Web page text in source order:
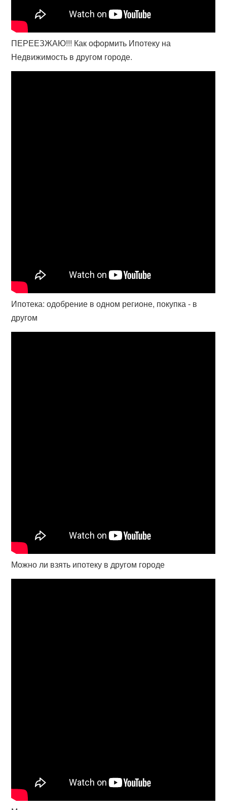
ПЕРЕЕЗЖАЮ!!! Как оформить Ипотеку на
Недвижимость в другом городе.
Ипотека: одобрение в одном регионе, покупка - в
другом
Можно ли взять ипотеку в другом городе